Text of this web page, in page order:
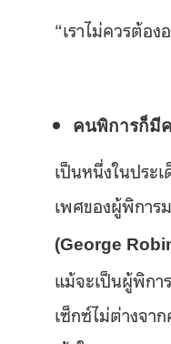
“เราไม่ควรต้อ
คนพิการก็มี
เป็นหนึ่งในประ
เพศของผู้พิการ
(George
แม้จะเป็นผู้พิกา
เซ็กซ์ไม่ต่างจา